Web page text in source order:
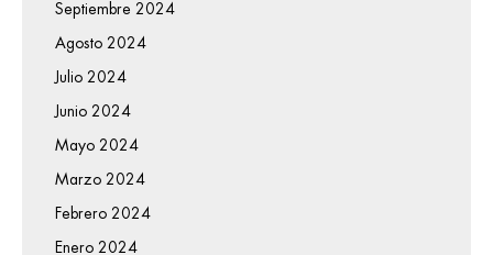
Septiembre 2024
Agosto 2024
Julio 2024
Junio 2024
Mayo 2024
Marzo 2024
Febrero 2024
Enero 2024